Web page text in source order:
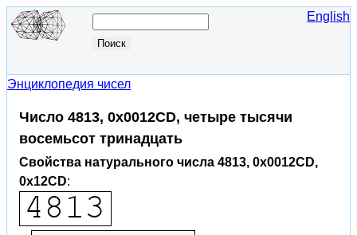
English
Энциклопедия чисел
Число 4813, 0x0012CD, четыре тысячи
восемьсот тринадцать
Свойства натурального числа 4813, 0x0012CD,
0x12CD: